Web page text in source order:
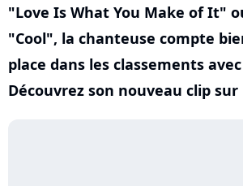
"Love Is What You Make of It"
"Cool", la chanteuse compte
place dans les classements
Découvrez son nouveau clip sur